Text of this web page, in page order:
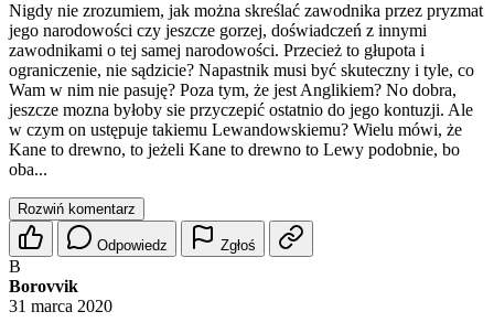
Nigdy nie zrozumiem, jak można skreślać zawodnika przez pryzmat
jego narodowości czy jeszcze gorzej, doświadczeń z innymi
zawodnikami o tej samej narodowości. Przecież to głupota i
ograniczenie, nie sądzicie? Napastnik musi być skuteczny i tyle, co
Wam w nim nie pasuję? Poza tym, że jest Anglikiem? No dobra,
jeszcze mozna byłoby sie przyczepić ostatnio do jego kontuzji. Ale
w czym on ustępuje takiemu Lewandowskiemu? Wielu mówi, że
Kane to drewno, to jeżeli Kane to drewno to Lewy podobnie, bo
oba...
Rozwiń komentarz
Odpowiedz Zgłoś
B
Borovvik
31 marca 2020